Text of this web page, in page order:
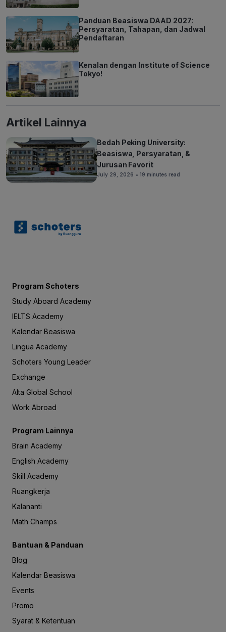
Panduan Beasiswa DAAD 2027:
Persyaratan, Tahapan, dan Jadwal
Pendaftaran
Kenalan dengan Institute of Science
Tokyo!
Artikel Lainnya
Bedah Peking University:
Beasiswa, Persyaratan, &
Jurusan Favorit
July 29, 2026 • 19 minutes read
Program Schoters
Study Aboard Academy
IELTS Academy
Kalendar Beasiswa
Lingua Academy
Schoters Young Leader
Exchange
Alta Global School
Work Abroad
Program Lainnya
Brain Academy
English Academy
Skill Academy
Ruangkerja
Kalananti
Math Champs
Bantuan & Panduan
Blog
Kalendar Beasiswa
Events
Promo
Syarat & Ketentuan